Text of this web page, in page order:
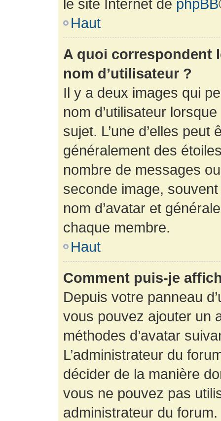
le site Internet de phpBB
Haut
A quoi correspondent
nom d’utilisateur ?
Il y a deux images qui
nom d’utilisateur
sujet. L’une d’elles
généralement des
nombre de messages
seconde image,
nom d’avatar et
chaque membre.
Haut
Comment puis-je
Depuis votre panneau
vous pouvez ajouter un
méthodes d’avatar
L’administrateur du
décider de la manière
vous ne pouvez pas
administrateur du forum.